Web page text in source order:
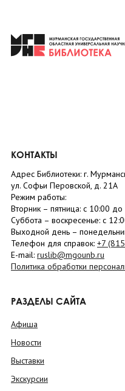
КОНТАКТЫ
Адрес Библиотеки: г.
ул. Софьи Перовской, д. 21А
Режим работы:
Вторник – пятница: с 10:00 до
Суббота – воскресенье: c
Выходной день –
Телефон для справок: +7
E-mail: ruslib@mgounb.ru
Политика обработки
РАЗДЕЛЫ САЙТА
Афиша
Новости
Выставки
Экскурсии